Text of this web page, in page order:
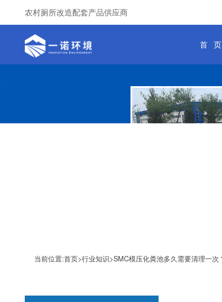
农村厕所改造配套产品供应商
首 页
当前位置:首页>行业知识>SMC模压化粪池多久需要清理一次